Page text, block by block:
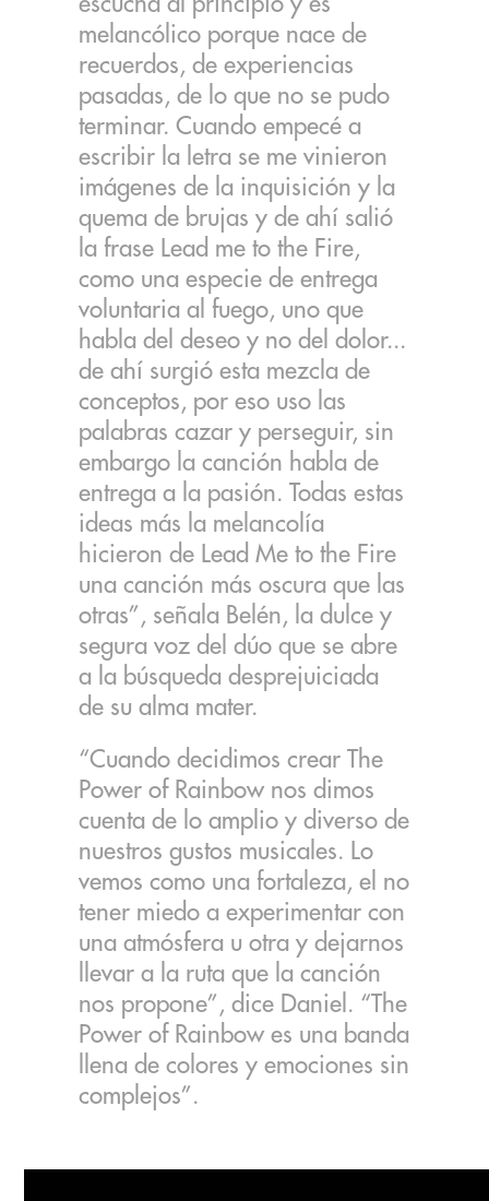
melancólico porque nace de
recuerdos, de experiencias
pasadas, de lo que no se pudo
terminar. Cuando empecé a
escribir la letra se me vinieron
imágenes de la inquisición y la
quema de brujas y de ahí salió
la frase Lead me to the Fire,
como una especie de entrega
voluntaria al fuego, uno que
habla del deseo y no del dolor...
de ahí surgió esta mezcla de
conceptos, por eso uso las
palabras cazar y perseguir, sin
embargo la canción habla de
entrega a la pasión. Todas estas
ideas más la melancolía
hicieron de Lead Me to the Fire
una canción más oscura que las
otras”, señala Belén, la dulce y
segura voz del dúo que se abre
a la búsqueda desprejuiciada
de su alma mater.
“Cuando decidimos crear The
Power of Rainbow nos dimos
cuenta de lo amplio y diverso de
nuestros gustos musicales. Lo
vemos como una fortaleza, el no
tener miedo a experimentar con
una atmósfera u otra y dejarnos
llevar a la ruta que la canción
nos propone”, dice Daniel. “The
Power of Rainbow es una banda
llena de colores y emociones sin
complejos”.